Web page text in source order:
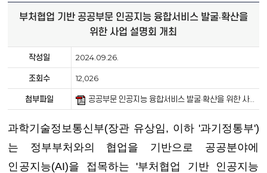
부처협업 기반 공공부문 인공지능 융합서비스 발굴·확산을
위한 사업 설명회 개최
작성일 2024.09.26.
조회수 12,026
첨부파일 공공부문 인공지능 융합서비스 발굴·확산을 위한 사업 설명회 개최(수정).pdf
과학기술정보통신부(장관 유상임, 이하 '과기정통부')
는 정부부처와의 협업을 기반으로 공공분야에
인공지능(AI)을 접목하는 '부처협업 기반 인공지능